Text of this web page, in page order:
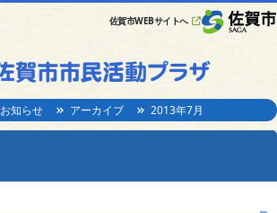
佐賀市WEBサイトへ
お知らせ アーカイブ 2013年7月